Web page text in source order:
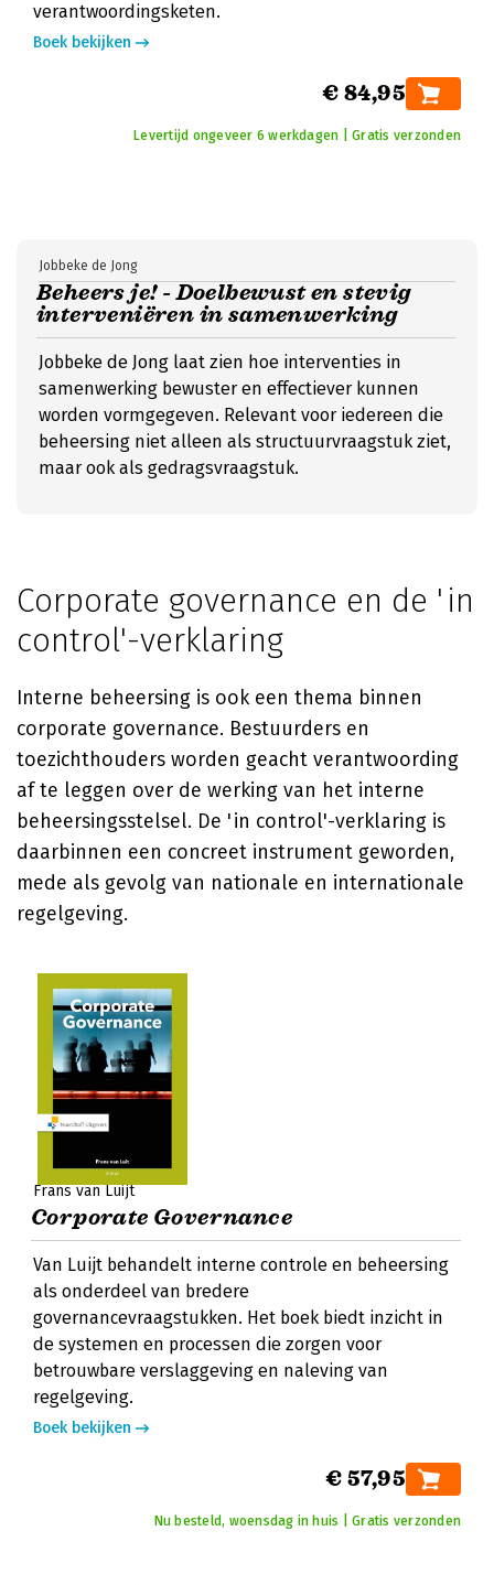
verantwoordingsketen.
Boek bekijken
€ 84,95
Levertijd ongeveer 6 werkdagen | Gratis verzonden
Beheers je! - Doelbewust en stevig
interveniëren in samenwerking
Jobbeke de Jong
Jobbeke de Jong laat zien hoe interventies in
samenwerking bewuster en effectiever kunnen
worden vormgegeven. Relevant voor iedereen die
beheersing niet alleen als structuurvraagstuk ziet,
maar ook als gedragsvraagstuk.
Corporate governance en de 'in
control'-verklaring
Interne beheersing is ook een thema binnen
corporate governance. Bestuurders en
toezichthouders worden geacht verantwoording
af te leggen over de werking van het interne
beheersingsstelsel. De 'in control'-verklaring is
daarbinnen een concreet instrument geworden,
mede als gevolg van nationale en internationale
regelgeving.
Frans van Luijt
Corporate Governance
Van Luijt behandelt interne controle en beheersing
als onderdeel van bredere
governancevraagstukken. Het boek biedt inzicht in
de systemen en processen die zorgen voor
betrouwbare verslaggeving en naleving van
regelgeving.
Boek bekijken
€ 57,95
Nu besteld, woensdag in huis | Gratis verzonden